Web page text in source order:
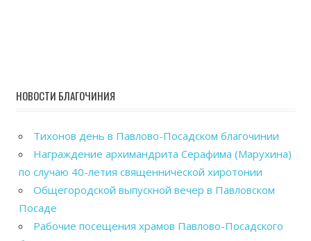
НОВОСТИ БЛАГОЧИНИЯ
Тихонов день в Павлово-Посадском благочинии
Награждение архимандрита Серафима (Марухина)
по случаю 40-летия священнической хиротонии
Общегородской выпускной вечер в Павловском
Посаде
Рабочие посещения храмов Павлово-Посадского